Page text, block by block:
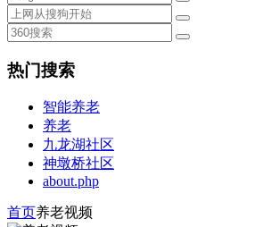
热门搜索
智能养老
养老
九龙湖社区
神墩桥社区
about.php
首页养老视频